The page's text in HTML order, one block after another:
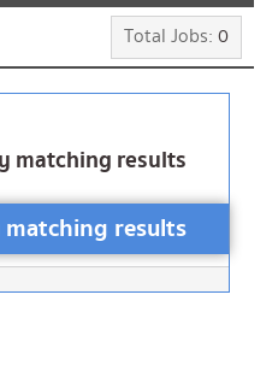
Total Jobs: 0
matching results
results